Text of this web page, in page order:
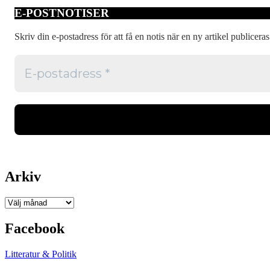
E-POSTNOTISER
Skriv din e-postadress för att få en notis när en ny artikel
Arkiv
Arkiv
Facebook
Litteratur & Politik